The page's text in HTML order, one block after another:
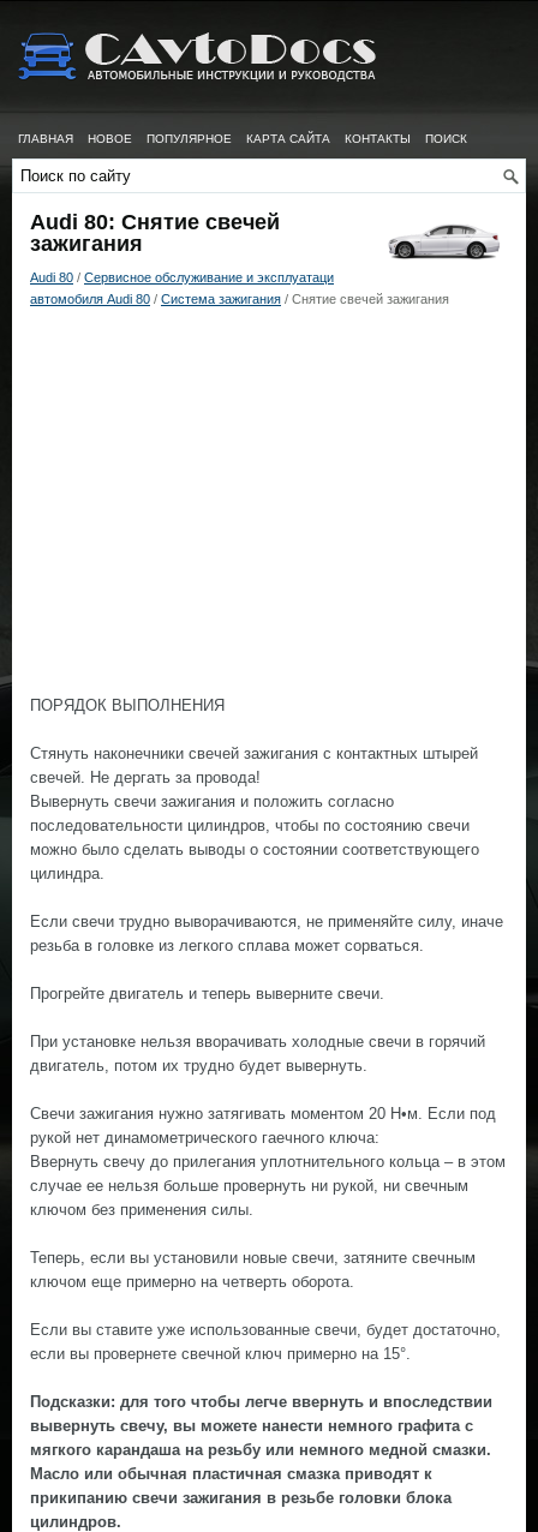
ГЛАВНАЯ НОВОЕ ПОПУЛЯРНОЕ КАРТА САЙТА КОНТАКТЫ ПОИСК
Audi 80: Снятие свечей
зажигания
Audi 80 / Сервисное обслуживание и эксплуатаци
автомобиля Audi 80 / Система зажигания / Снятие свечей зажигания
ПОРЯДОК ВЫПОЛНЕНИЯ
Стянуть наконечники свечей зажигания с контактных штырей
свечей. Не дергать за провода!
Вывернуть свечи зажигания и положить согласно
последовательности цилиндров, чтобы по состоянию свечи
можно было сделать выводы о состоянии соответствующего
цилиндра.
Если свечи трудно выворачиваются, не применяйте силу, иначе
резьба в головке из легкого сплава может сорваться.
Прогрейте двигатель и теперь выверните свечи.
При установке нельзя вворачивать холодные свечи в горячий
двигатель, потом их трудно будет вывернуть.
Свечи зажигания нужно затягивать моментом 20 Н•м. Если под
рукой нет динамометрического гаечного ключа:
Ввернуть свечу до прилегания уплотнительного кольца – в этом
случае ее нельзя больше провернуть ни рукой, ни свечным
ключом без применения силы.
Теперь, если вы установили новые свечи, затяните свечным
ключом еще примерно на четверть оборота.
Если вы ставите уже использованные свечи, будет достаточно,
если вы провернете свечной ключ примерно на 15°.
Подсказки: для того чтобы легче ввернуть и впоследствии
вывернуть свечу, вы можете нанести немного графита с
мягкого карандаша на резьбу или немного медной смазки.
Масло или обычная пластичная смазка приводят к
прикипанию свечи зажигания в резьбе головки блока
цилиндров.